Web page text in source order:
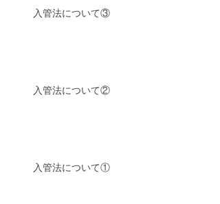
入管法について③
入管法について②
入管法について①